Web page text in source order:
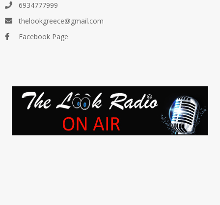
6934777999
thelookgreece@gmail.com
Facebook Page